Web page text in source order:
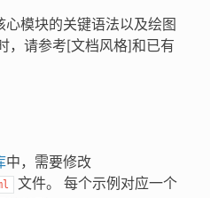
模块的关键语法以及绘图
，请参考[文档风格]和已有
中，需要修改
文件。 每个示例对应一个